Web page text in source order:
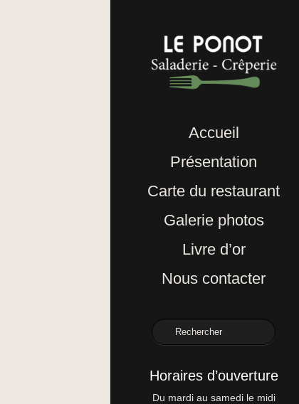
Accueil
Présentation
Carte du restaurant
Galerie photos
Livre d’or
Nous contacter
Horaires d’ouverture
Du mardi au samedi le midi